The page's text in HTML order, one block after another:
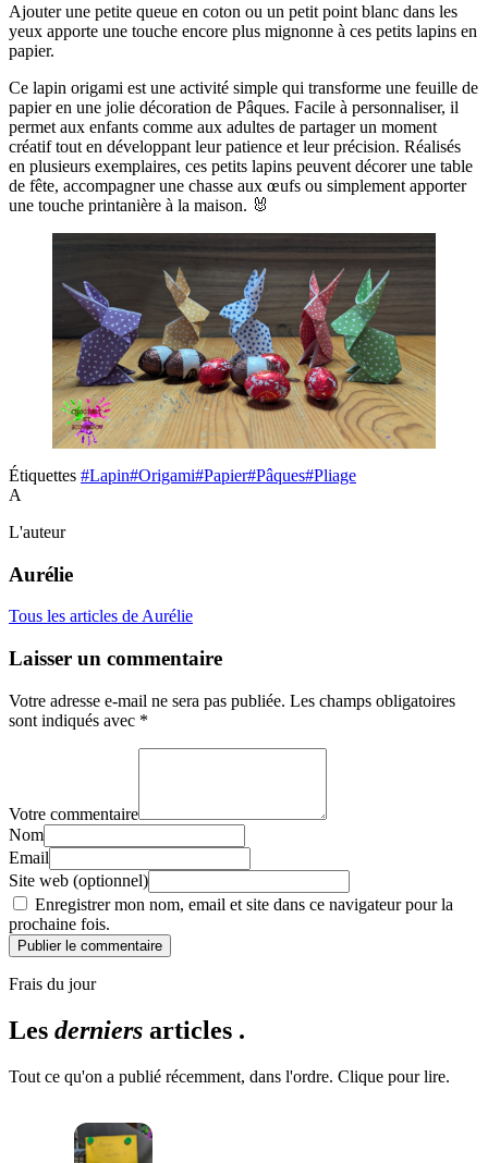
Ajouter une petite queue en coton ou un petit point blanc dans les
yeux apporte une touche encore plus mignonne à ces petits lapins en
papier.
Ce lapin origami est une activité simple qui transforme une feuille de
papier en une jolie décoration de Pâques. Facile à personnaliser, il
permet aux enfants comme aux adultes de partager un moment
créatif tout en développant leur patience et leur précision. Réalisés
en plusieurs exemplaires, ces petits lapins peuvent décorer une table
de fête, accompagner une chasse aux œufs ou simplement apporter
une touche printanière à la maison. 🐰
Étiquettes #Lapin#Origami#Papier#Pâques#Pliage
A
L'auteur
Aurélie
Tous les articles de Aurélie
Laisser un commentaire
Votre adresse e-mail ne sera pas publiée. Les champs obligatoires
sont indiqués avec *
Votre commentaire
Nom
Email
Site web (optionnel)
Enregistrer mon nom, email et site dans ce navigateur pour la
prochaine fois.
Publier le commentaire
Frais du jour
Les derniers articles .
Tout ce qu'on a publié récemment, dans l'ordre. Clique pour lire.